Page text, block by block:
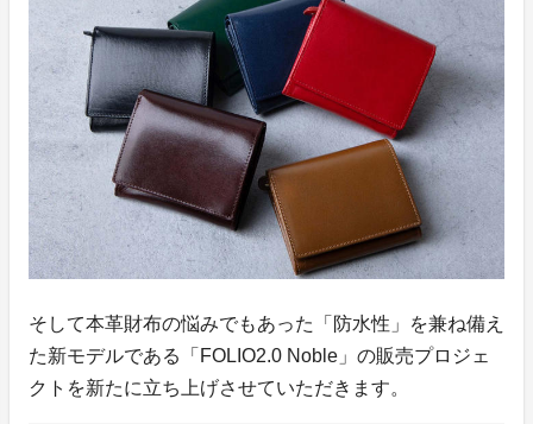
そして本革財布の悩みでもあった「防水性」を兼ね備え
た新モデルである「FOLIO2.0 Noble」の販売プロジェ
クトを新たに立ち上げさせていただきます。